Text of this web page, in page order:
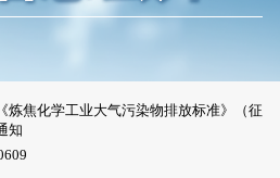
炼焦化学工业大气污染物排放标准》（征
知